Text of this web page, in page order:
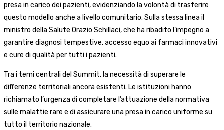
presa in carico dei pazienti, evidenziando la volontà di trasferire
questo modello anche a livello comunitario. Sulla stessa linea il
ministro della Salute Orazio Schillaci, che ha ribadito l’impegno a
garantire diagnosi tempestive, accesso equo ai farmaci innovativi
e cure di qualità per tutti i pazienti.
Tra i temi centrali del Summit, la necessità di superare le
differenze territoriali ancora esistenti. Le istituzioni hanno
richiamato l’urgenza di completare l’attuazione della normativa
sulle malattie rare e di assicurare una presa in carico uniforme su
tutto il territorio nazionale.